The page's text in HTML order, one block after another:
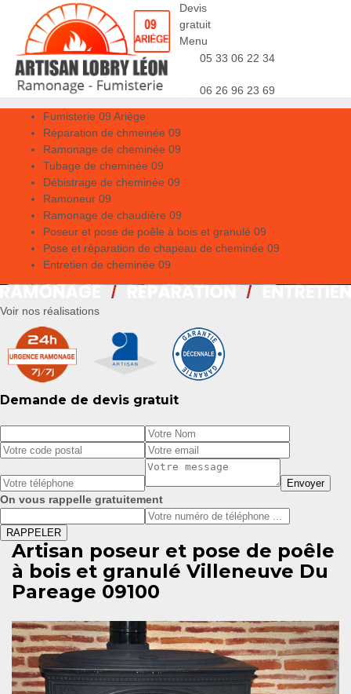
Devis
gratuit
Menu
05 33 06 22 34
06 26 96 23 69
Fumisterie 09 Ariège
Réparation de chmeinée 09
Ramonage de cheminée 09
Tubage de cheminée 09
Débistrage de cheminée 09
Ramoneur 09
Ramonage de chaudière 09
Poseur et pose de poêle à bois et granulé 09
Pose et réparation de chapeau de cheminée 09
Entretien de cheminée 09
Voir nos réalisations
Demande de devis gratuit
On vous rappelle gratuitement
Artisan poseur et pose de poêle
à bois et granulé Villeneuve Du
Pareage 09100